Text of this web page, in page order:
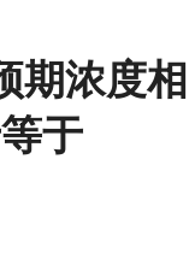
期浓度相
于